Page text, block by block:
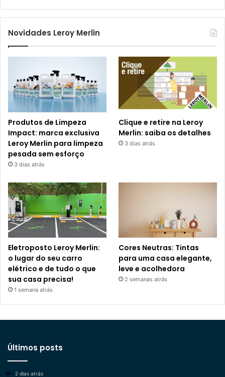
Novidades Leroy Merlin
Produtos de Limpeza
Impact: marca exclusiva
Leroy Merlin para limpeza
pesada sem esforço
3 dias atrás
Clique e retire na Leroy
Merlin: saiba os detalhes
3 dias atrás
Eletroposto Leroy Merlin:
o lugar do seu carro
elétrico e de tudo o que
sua casa precisa!
1 semana atrás
Cores Neutras: Tintas
para uma casa elegante,
leve e acolhedora
2 semanas atrás
Últimos posts
2 dias atrás